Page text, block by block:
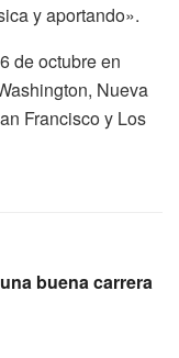
y aportando».
de octubre en
Nueva
Francisco y Los
buena carrera